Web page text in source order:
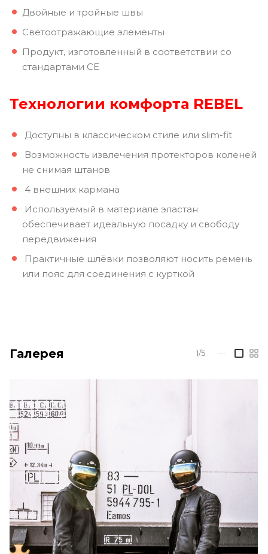
Двойные и тройные швы
Светоотражающие элементы
Продукт, изготовленный в соответствии со
стандартами CE
Технологии комфорта REBEL
Доступны в классическом стиле или slim-fit
Возможность извлечения протекторов коленей
не снимая штанов
4 внешних кармана
Используемый в материале эластан
обеспечивает идеальную посадку и свободу
передвижения
Практичные шлёвки позволяют носить ремень
или пояс для соединения с курткой
Галерея 1/5 —